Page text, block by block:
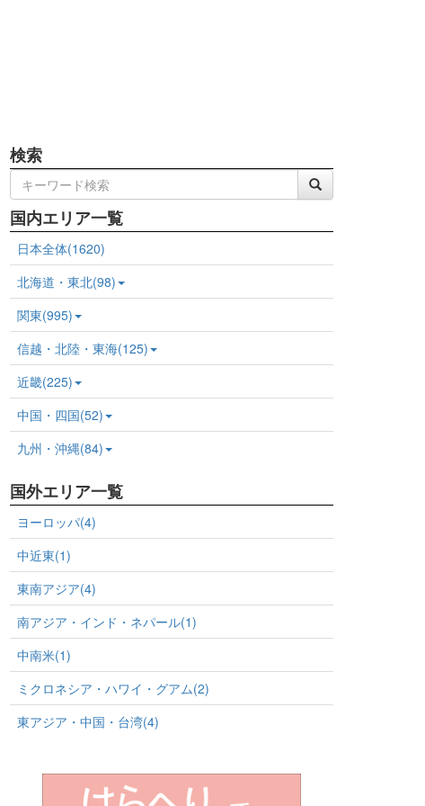
検索
国内エリア一覧
日本全体(1620)
北海道・東北(98)
関東(995)
信越・北陸・東海(125)
近畿(225)
中国・四国(52)
九州・沖縄(84)
国外エリア一覧
ヨーロッパ(4)
中近東(1)
東南アジア(4)
南アジア・インド・ネパール(1)
中南米(1)
ミクロネシア・ハワイ・グアム(2)
東アジア・中国・台湾(4)